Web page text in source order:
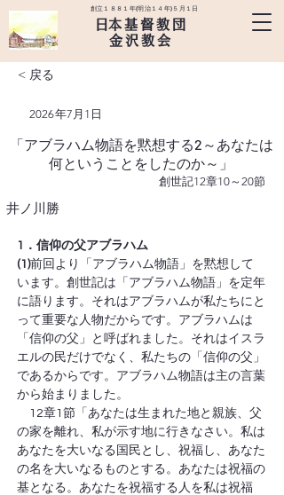
創立１８８１年(明治１４年)５月１日
​日本基督教団
金沢教会
< 戻る
2026年7月1日
「アブラハム物語を黙想する2～あなたは
何ということをしたのか～」
創世記12章10～20節
井ノ川勝
1．信仰の父アブラハム
(1)前回より「アブラハム物語」を黙想して
います。創世記は「アブラハム物語」を定年
に語ります。それはアブラハムが私たちにと
って重要な人物だからです。アブラハムは
「信仰の父」と呼ばれました。それはイスラ
エルの民だけでなく、私たちの「信仰の父」
であるからです。アブラハム物語は主の言葉
から始まりました。
12章1節「あなたは生まれた地と親族、父
の家を離れ、私が示す地に行きなさい。私は
あなたを大いなる国民とし、祝福し、あなた
の名を大いなるものとする。あなたは祝福の
基となる。あなたを祝福する人を私は祝福